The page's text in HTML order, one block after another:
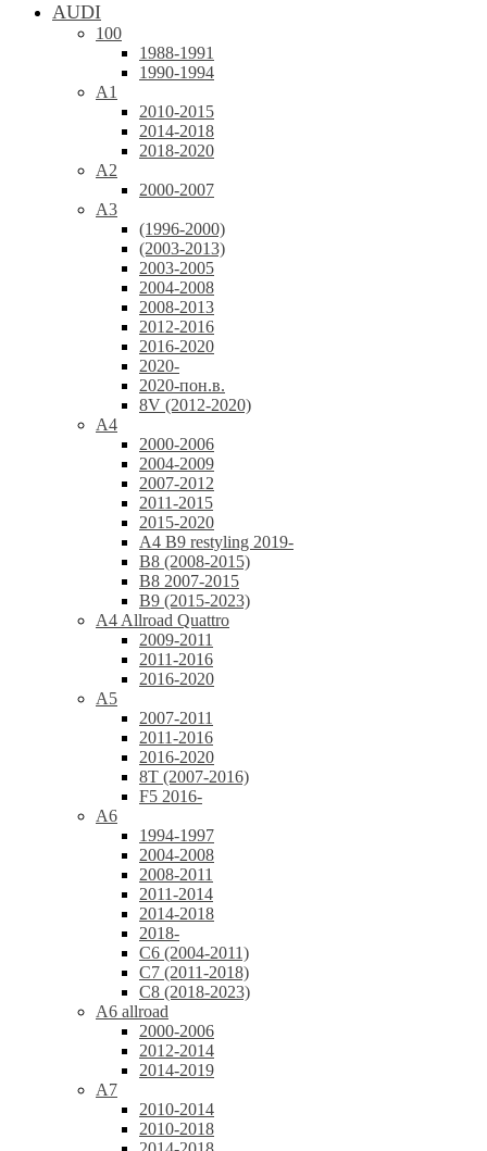
AUDI
100
1988-1991
1990-1994
A1
2010-2015
2014-2018
2018-2020
A2
2000-2007
A3
(1996-2000)
(2003-2013)
2003-2005
2004-2008
2008-2013
2012-2016
2016-2020
2020-
2020-пон.в.
8V (2012-2020)
A4
2000-2006
2004-2009
2007-2012
2011-2015
2015-2020
A4 B9 restyling 2019-
B8 (2008-2015)
B8 2007-2015
B9 (2015-2023)
A4 Allroad Quattro
2009-2011
2011-2016
2016-2020
A5
2007-2011
2011-2016
2016-2020
8T (2007-2016)
F5 2016-
A6
1994-1997
2004-2008
2008-2011
2011-2014
2014-2018
2018-
C6 (2004-2011)
C7 (2011-2018)
C8 (2018-2023)
A6 allroad
2000-2006
2012-2014
2014-2019
A7
2010-2014
2010-2018